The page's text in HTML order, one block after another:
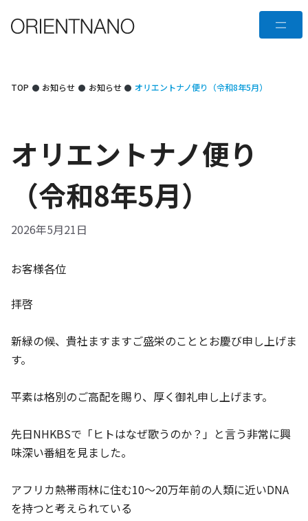
メ
TOP お知らせ お知らせ オリエントナノ便り（令和8年5月）
オリエントナノ便り
（令和8年5月）
2026年5月21日
お客様各位
拝啓
新緑の候、貴社ますますご盛栄のこととお慶び申し上げま
す。
平素は格別のご高配を賜り、厚く御礼申し上げます。
先日NHKBSで「ヒトはなぜ歌うのか？」と言う非常に興
味深い番組を見ました。
アフリカ熱帯雨林に住む10～20万年前の人類に近いDNA
を持つと考えられている